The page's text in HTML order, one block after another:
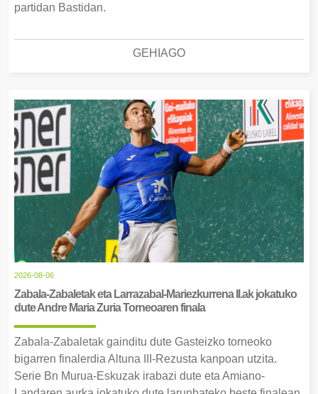
partidan Bastidan.
GEHIAGO
2026-08-06
Zabala-Zabaletak eta Larrazabal-Mariezkurrena II.ak jokatuko
dute Andre Maria Zuria Torneoaren finala
Zabala-Zabaletak gainditu dute Gasteizko torneoko
bigarren finalerdia Altuna III-Rezusta kanpoan utzita.
Serie Bn Murua-Eskuzak irabazi dute eta Amiano-